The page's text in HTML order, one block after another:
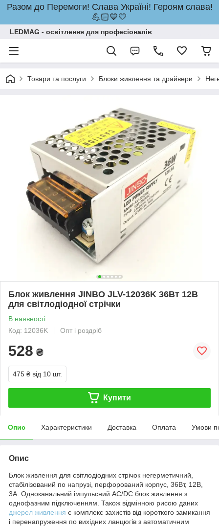
Разом до Перемоги! Слава Україні! Героям слава!
💪🏻💙💛
LEDMAG - освітлення для професіоналів
Товари та послуги Блоки живлення та драйвери
Блок живлення JINBO JLV-12036K 36Вт 12В
для світлодіодної стрічки
В наявності
Код: 12036K
Опт і роздріб
528 ₴
475 ₴ від 10 шт.
Купити
Опис Характеристики Доставка Оплата Умови
Опис
Блок живлення для світлодіодних стрічок негерметичний,
стабілізований по напрузі, перфорований корпус, 36Вт, 12В,
3А. Одноканальний імпульсний AC/DC блок живлення з
однофазним підключенням. Також відмінною рисою даних
джерел живлення є комплекс захистів від короткого замикання
і перенапруження по вихідних ланцюгів з автоматичним